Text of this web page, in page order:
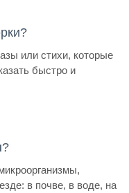
или стихи, которые
быстро и
в почве, в воде, на